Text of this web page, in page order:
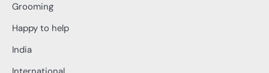
Grooming
Happy to help
India